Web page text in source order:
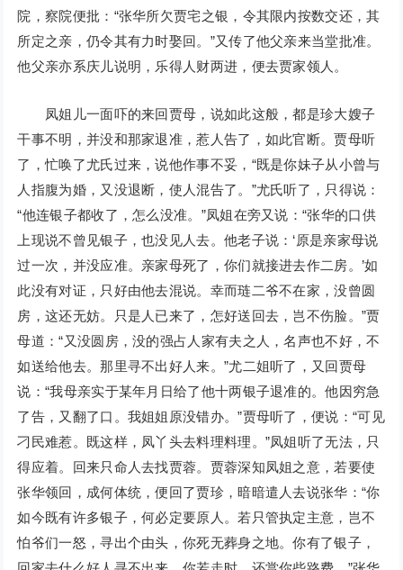
院，察院便批：“张华所欠贾宅之银，令其限内按数交还，其
所定之亲，仍令其有力时娶回。”又传了他父亲来当堂批准。
他父亲亦系庆儿说明，乐得人财两进，便去贾家领人。
凤姐儿一面吓的来回贾母，说如此这般，都是珍大嫂子
干事不明，并没和那家退准，惹人告了，如此官断。贾母听
了，忙唤了尤氏过来，说他作事不妥，“既是你妹子从小曾与
人指腹为婚，又没退断，使人混告了。”尤氏听了，只得说：
“他连银子都收了，怎么没准。”凤姐在旁又说：“张华的口供
上现说不曾见银子，也没见人去。他老子说：‘原是亲家母说
过一次，并没应准。亲家母死了，你们就接进去作二房。’如
此没有对证，只好由他去混说。幸而琏二爷不在家，没曾圆
房，这还无妨。只是人已来了，怎好送回去，岂不伤脸。”贾
母道：“又没圆房，没的强占人家有夫之人，名声也不好，不
如送给他去。那里寻不出好人来。”尤二姐听了，又回贾母
说：“我母亲实于某年月日给了他十两银子退准的。他因穷急
了告，又翻了口。我姐姐原没错办。”贾母听了，便说：“可见
刁民难惹。既这样，凤丫头去料理料理。”凤姐听了无法，只
得应着。回来只命人去找贾蓉。贾蓉深知凤姐之意，若要使
张华领回，成何体统，便回了贾珍，暗暗遣人去说张华：“你
如今既有许多银子，何必定要原人。若只管执定主意，岂不
怕爷们一怒，寻出个由头，你死无葬身之地。你有了银子，